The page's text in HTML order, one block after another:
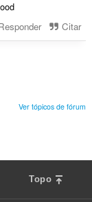
Citar
Ver tópicos de fórum
Topo